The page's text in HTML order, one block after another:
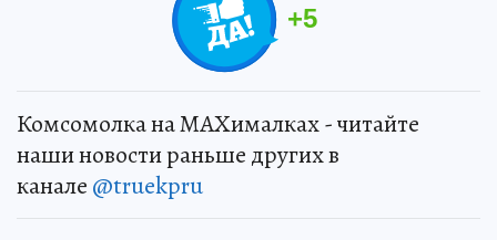
+5
Комсомолка на MAXималках - читайте
наши новости раньше других в
канале @truekpru